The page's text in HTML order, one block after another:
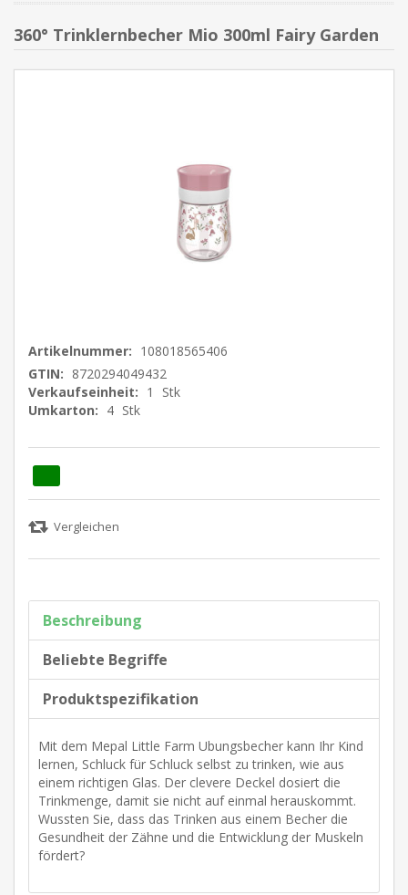
360° Trinklernbecher Mio 300ml Fairy Garden
Artikelnummer: 108018565406
GTIN: 8720294049432
Verkaufseinheit: 1
Stk
Umkarton: 4 Stk
Beschreibung
Beliebte Begriffe
Produktspezifikation
Mit dem Mepal Little Farm Ubungsbecher kann Ihr Kind
lernen, Schluck für Schluck selbst zu trinken, wie aus
einem richtigen Glas. Der clevere Deckel dosiert die
Trinkmenge, damit sie nicht auf einmal herauskommt.
Wussten Sie, dass das Trinken aus einem Becher die
Gesundheit der Zähne und die Entwicklung der Muskeln
fördert?